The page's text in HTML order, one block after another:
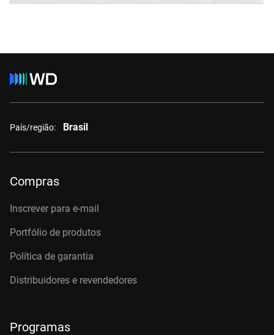
País/região: Brasil
Compras
Inscrever para e-mail
Portfólio de produtos
Política de garantia
Distribuidores e revendedores
Programas